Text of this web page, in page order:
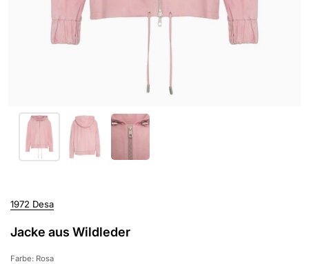
1972 Desa
Jacke aus Wildleder
Farbe: Rosa